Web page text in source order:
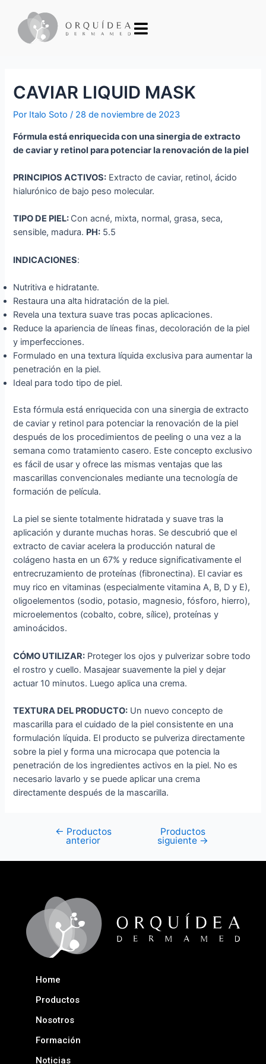
CAVIAR LIQUID MASK
Por Italo Soto/ 28 de noviembre de 2023
Fórmula está enriquecida con una sinergia de extracto
de caviar y retinol para potenciar la renovación de la piel
PRINCIPIOS ACTIVOS: Extracto de caviar, retinol, ácido
hialurónico de bajo peso molecular.
TIPO DE PIEL: Con acné, mixta, normal, grasa, seca,
sensible, madura. PH: 5.5
INDICACIONES:
Nutritiva e hidratante.
Restaura una alta hidratación de la piel.
Revela una textura suave tras pocas aplicaciones.
Reduce la apariencia de líneas finas, decoloración de la piel
y imperfecciones.
Formulado en una textura líquida exclusiva para aumentar la
penetración en la piel.
Ideal para todo tipo de piel.
Esta fórmula está enriquecida con una sinergia de extracto
de caviar y retinol para potenciar la renovación de la piel
después de los procedimientos de peeling o una vez a la
semana como tratamiento casero. Este concepto exclusivo
es fácil de usar y ofrece las mismas ventajas que las
mascarillas convencionales mediante una tecnología de
formación de película.
La piel se siente totalmente hidratada y suave tras la
aplicación y durante muchas horas. Se descubrió que el
extracto de caviar acelera la producción natural de
colágeno hasta en un 67% y reduce significativamente el
entrecruzamiento de proteínas (fibronectina). El caviar es
muy rico en vitaminas (especialmente vitamina A, B, D y E),
oligoelementos (sodio, potasio, magnesio, fósforo, hierro),
microelementos (cobalto, cobre, sílice), proteínas y
aminoácidos.
CÓMO UTILIZAR: Proteger los ojos y pulverizar sobre todo
el rostro y cuello. Masajear suavemente la piel y dejar
actuar 10 minutos. Luego aplica una crema.
TEXTURA DEL PRODUCTO: Un nuevo concepto de
mascarilla para el cuidado de la piel consistente en una
formulación líquida. El producto se pulveriza directamente
sobre la piel y forma una microcapa que potencia la
penetración de los ingredientes activos en la piel. No es
necesario lavarlo y se puede aplicar una crema
directamente después de la mascarilla.
← Productos
anterior
Productos
siguiente →
Home
Productos
Nosotros
Formación
Noticias